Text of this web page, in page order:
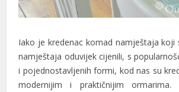
panel
Panel
Panel
Iako je kredenac komad namještaja koji
namještaja oduvijek cijenili, s
i pojednostavljenih formi, kod nas su
modernijim i praktičnijim